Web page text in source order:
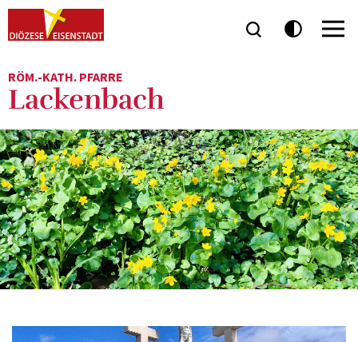
RÖM.-KATH. PFARRE
Lackenbach